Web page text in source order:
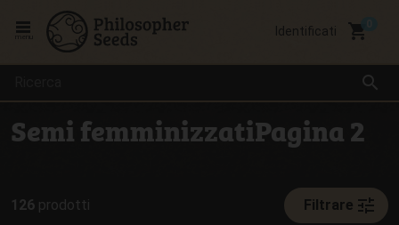
search
Identificati local_grocery_store
Semi femminizzatiPagina 2
126 prodotti Filtrare tune